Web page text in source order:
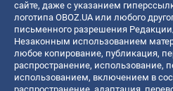
сайте, даже с указанием
логотипа OBOZ.UA или любого
письменного разрешения
Незаконным использованием
любое копирование, публикация,
распространение, использование,
использованием, включением в